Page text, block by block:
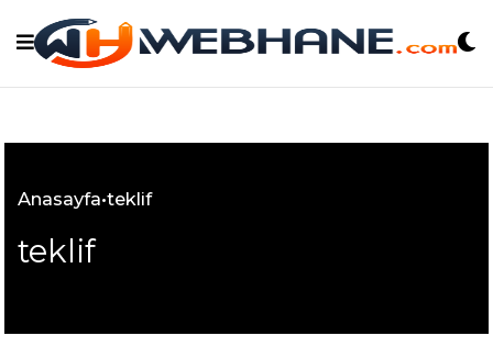
content
Anasayfa•teklif
teklif